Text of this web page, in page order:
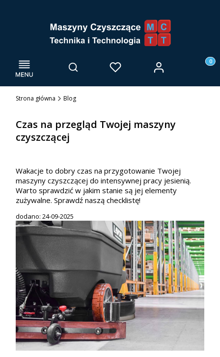
Menu Otwórz wyszukiwarkę
Szukaj Ulubione Zaloguj się
Strona główna Blog
Czas na przegląd Twojej maszyny
czyszczącej
Wakacje to dobry czas na przygotowanie Twojej
maszyny czyszczącej do intensywnej pracy jesienią.
Warto sprawdzić w jakim stanie są jej elementy
zużywalne. Sprawdź naszą checklistę!
dodano: 24-09-2025